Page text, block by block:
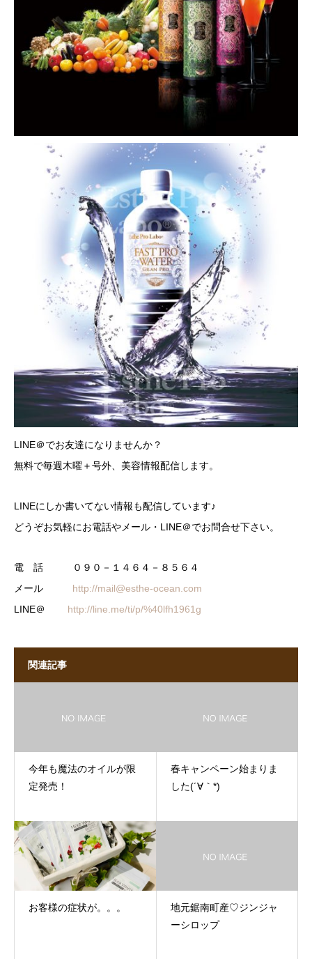
LINE＠でお友達になりませんか？
無料で毎週木曜＋号外、美容情報配信します。
LINEにしか書いてない情報も配信しています♪
どうぞお気軽にお電話やメール・LINE＠でお問合せ下さい。
電 話 ０９０－１４６４－８５６４
メール http://mail@esthe-ocean.com
LINE＠ http://line.me/ti/p/%40lfh1961g
関連記事
今年も魔法のオイルが限
定発売！
春キャンペーン始まりま
した(´∀｀*)
お客様の症状が。。。
地元鋸南町産♡ジンジャ
ーシロップ